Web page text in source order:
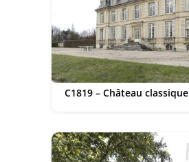
C1819 – Château classique